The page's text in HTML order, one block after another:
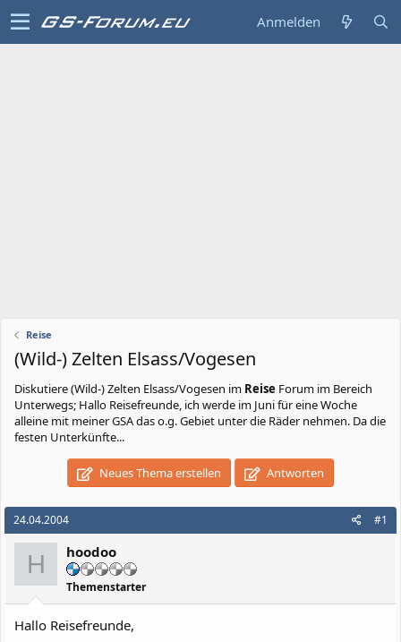
Anmelden
Reise
(Wild-) Zelten Elsass/Vogesen
Diskutiere(Wild-) Zelten Elsass/Vogesen im Reise Forum im Bereich
Unterwegs; Hallo Reisefreunde, ich werde im Juni für eine Woche
alleine mit meiner GSA das o.g. Gebiet unter die Räder nehmen. Da die
festen Unterkünfte...
Neues Thema erstellen Antworten
24.04.2004 #1
H hoodoo
Themenstarter
Hallo Reisefreunde,